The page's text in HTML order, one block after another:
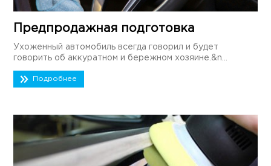
Предпродажная подготовка
Ухоженный автомобиль всегда говорил и будет
говорить об аккуратном и бережном хозяине.&n...
Подробнее